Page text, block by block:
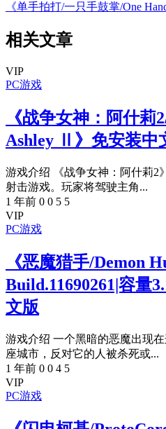
《单手拍打/一只手鼓掌/One
相关文章
VIP
PC游戏
《战争女神：阿什莉
Ashley Ⅱ》免安装中
游戏介绍 《战争女神：阿什莉2
射击游戏。玩家将驾驶主角...
1 年前 0 0 5 5
VIP
PC游戏
《恶魔猎手/Demon
Build.11690261|容量
文版
游戏介绍 一个黑暗的恶魔出现
座城市，反对它的人被杀死或...
1 年前 0 0 4 5
VIP
PC游戏